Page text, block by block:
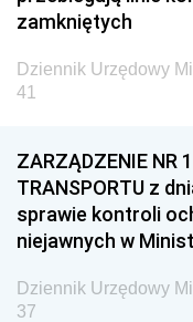
zamkniętych
Dziennik Urzędowy
41
ZARZĄDZENIE NR
TRANSPORTU z
sprawie kontroli
niejawnych w
Dziennik Urzędowy
37